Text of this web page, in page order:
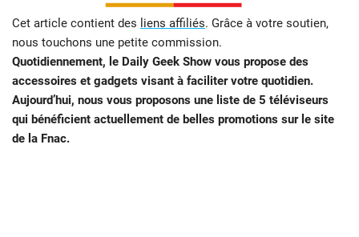
Cet article contient des liens affiliés. Grâce à votre soutien,
nous touchons une petite commission.
Quotidiennement, le Daily Geek Show vous propose des
accessoires et gadgets visant à faciliter votre quotidien.
Aujourd’hui, nous vous proposons une liste de 5 téléviseurs
qui bénéficient actuellement de belles promotions sur le site
de la Fnac.